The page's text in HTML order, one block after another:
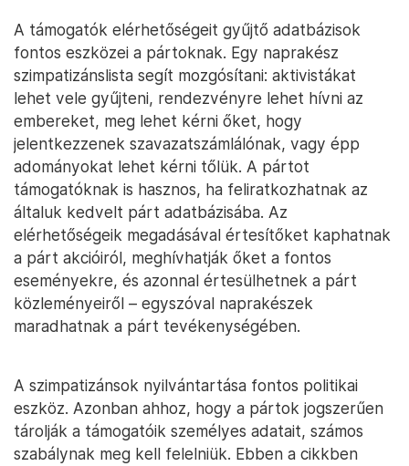
A támogatók elérhetőségeit gyűjtő adatbázisok
fontos eszközei a pártoknak. Egy naprakész
szimpatizánslista segít mozgósítani: aktivistákat
lehet vele gyűjteni, rendezvényre lehet hívni az
embereket, meg lehet kérni őket, hogy
jelentkezzenek szavazatszámlálónak, vagy épp
adományokat lehet kérni tőlük. A pártot
támogatóknak is hasznos, ha feliratkozhatnak az
általuk kedvelt párt adatbázisába. Az
elérhetőségeik megadásával értesítőket kaphatnak
a párt akcióiról, meghívhatják őket a fontos
eseményekre, és azonnal értesülhetnek a párt
közleményeiről – egyszóval naprakészek
maradhatnak a párt tevékenységében.
A szimpatizánsok nyilvántartása fontos politikai
eszköz. Azonban ahhoz, hogy a pártok jogszerűen
tárolják a támogatóik személyes adatait, számos
szabálynak meg kell felelniük. Ebben a cikkben